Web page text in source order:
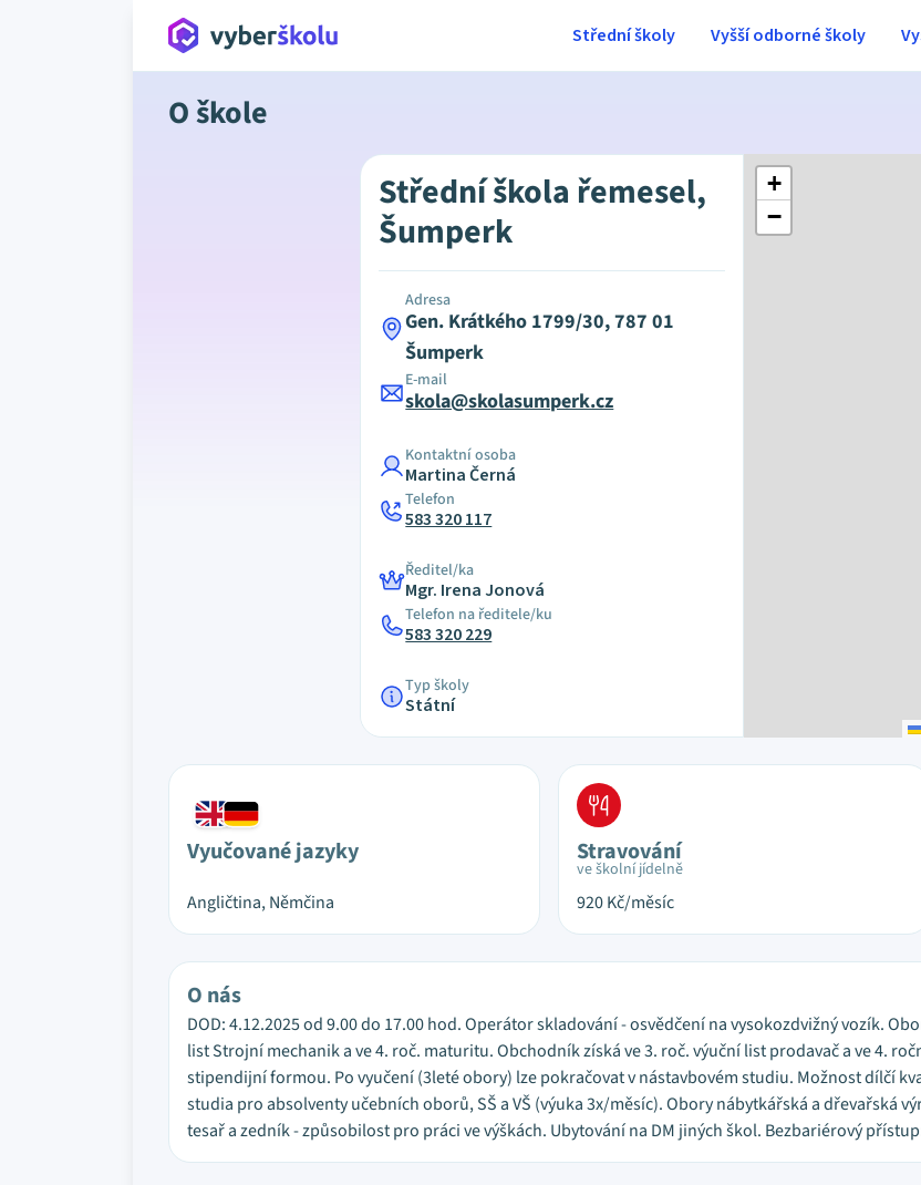
Střední školy Vyšší odborné školy
O škole
Střední škola řemesel,
Šumperk
Adresa
Gen. Krátkého 1799/30, 787 01
Šumperk
E-mail
skola@skolasumperk.cz
Kontaktní osoba
Martina Černá
Telefon
583 320 117
Ředitel/ka
Mgr. Irena Jonová
Telefon na ředitele/ku
583 320 229
Typ školy
Státní
+
−
Vyučované jazyky
Angličtina, Němčina
Stravování
ve školní jídelně
920Kč/měsíc
O nás
DOD: 4.12.2025 od 9.00 do 17.00 hod. Operátor skladování - osvědčení na vysokozdvižný vozík.
list Strojní mechanik a ve 4. roč. maturitu. Obchodník získá ve 3. roč. výuční list prodavač a ve 4.
stipendijní formou. Po vyučení (3leté obory) lze pokračovat v nástavbovém studiu. Možnost dílčí
studia pro absolventy učebních oborů, SŠ a VŠ (výuka 3x/měsíc). Obory nábytkářská a dřevařská
tesař a zedník - způsobilost pro práci ve výškách. Ubytování na DM jiných škol. Bezbariérový